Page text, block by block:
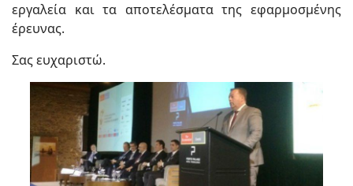
εργαλεία και τα αποτελέσματα της εφαρμοσμένης
έρευνας.
Σας ευχαριστώ.